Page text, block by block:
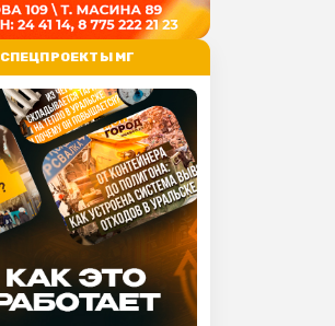
СПЕЦПРОЕКТЫ МГ